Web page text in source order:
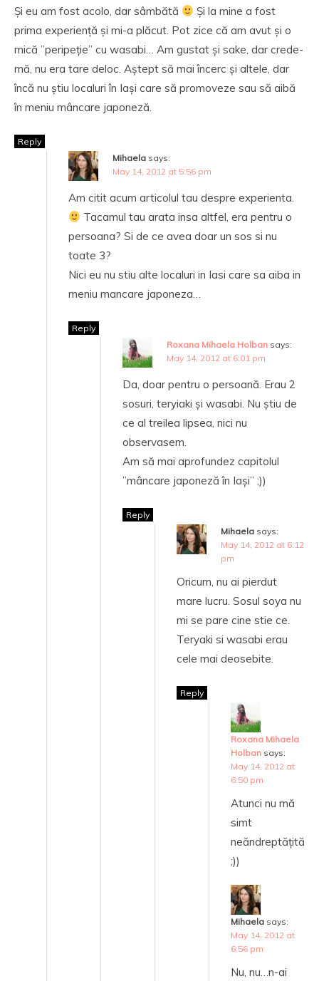
Și eu am fost acolo, dar sâmbătă
Și la mine a fost
prima experiență și mi-a plăcut. Pot zice că am avut și o
mică ”peripeție” cu wasabi… Am gustat și sake, dar crede-
mă, nu era tare deloc. Aștept să mai încerc și altele, dar
încă nu știu localuri în Iași care să promoveze sau să aibă
în meniu mâncare japoneză.
Reply
Mihaela says:
May 14, 2012 at 5:56 pm
Am citit acum articolul tau despre experienta.
Tacamul tau arata insa altfel, era pentru o
persoana? Si de ce avea doar un sos si nu
toate 3?
Nici eu nu stiu alte localuri in Iasi care sa aiba in
meniu mancare japoneza…
Reply
Roxana Mihaela Holban says:
May 14, 2012 at 6:01 pm
Da, doar pentru o persoană. Erau 2
sosuri, teryiaki și wasabi. Nu știu de
ce al treilea lipsea, nici nu
observasem.
Am să mai aprofundez capitolul
”mâncare japoneză în Iași” ;))
Reply
Mihaela says:
May 14, 2012 at 6:12
pm
Oricum, nu ai pierdut
mare lucru. Sosul soya nu
mi se pare cine stie ce.
Teryaki si wasabi erau
cele mai deosebite.
Reply
Roxana Mihaela
Holban says:
May 14, 2012 at
6:50 pm
Atunci nu mă
simt
neăndreptățită
;))
Mihaela says:
May 14, 2012 at
6:56 pm
Nu, nu…n-ai